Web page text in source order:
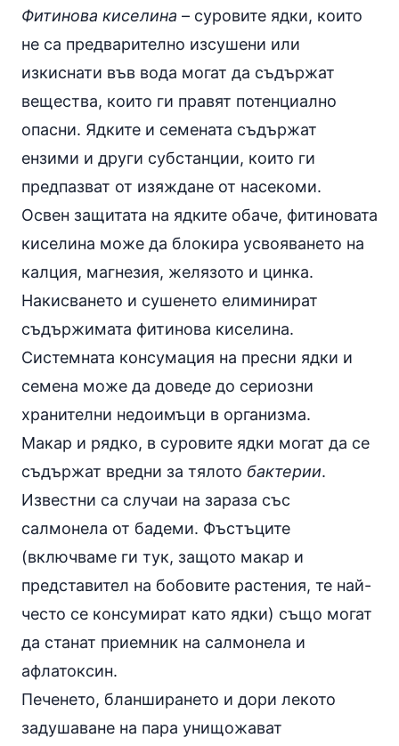
Фитинова киселина – суровите ядки, които
не са предварително изсушени или
изкиснати във вода могат да съдържат
вещества, които ги правят потенциално
опасни. Ядките и семената съдържат
ензими и други субстанции, които ги
предпазват от изяждане от насекоми.
Освен защитата на ядките обаче, фитиновата
киселина може да блокира усвояването на
калция, магнезия, желязото и цинка.
Накисването и сушенето елиминират
съдържимата фитинова киселина.
Системната консумация на пресни ядки и
семена може да доведе до сериозни
хранителни недоимъци в организма.
Макар и рядко, в суровите ядки могат да се
съдържат вредни за тялото бактерии.
Известни са случаи на зараза със
салмонела от бадеми. Фъстъците
(включваме ги тук, защото макар и
представител на бобовите растения, те най-
често се консумират като ядки) също могат
да станат приемник на салмонела и
афлатоксин.
Печенето, бланширането и дори лекото
задушаване на пара унищожават